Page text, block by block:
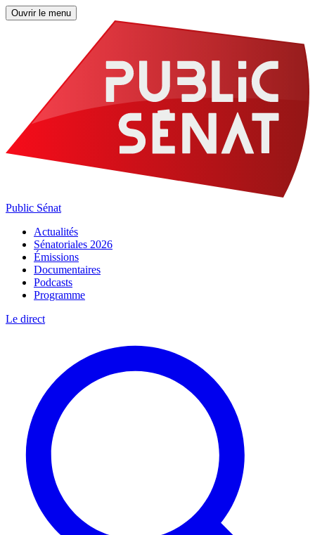
Ouvrir le menu
Public Sénat
Actualités
Sénatoriales 2026
Émissions
Documentaires
Podcasts
Programme
Le direct